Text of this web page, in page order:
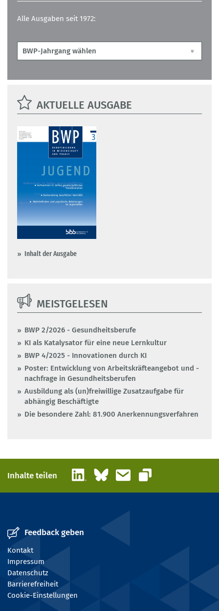
Alle Ausgaben seit 1972:
AKTUELLE AUSGABE
Inhalt der Ausgabe
MEISTGELESEN
BWP 2/2026 - Gesundheitsberufe
KI als Katalysator für eine neue Lernkultur
BWP 4/2025 - Innovationen durch KI
Poster: Entwicklung von Arbeitskräfteangebot und -
nachfrage in Gesundheitsberufen
Ausbildung als (un)freiwillige Zusatzaufgabe für
abhängig Beschäftigte
Die besondere Zahl: 81.900 Anerkennungsverfahren
Inhalte teilen LinkedInBlueskyE-Mail
Link kopieren
Feedback geben
Kontakt
Impressum
Datenschutz
Barrierefreiheit
Cookie-Einstellungen